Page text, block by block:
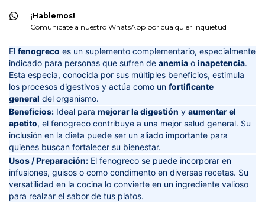
¡Hablemos!
Comunicate a nuestro WhatsApp por cualquier inquietud
El fenogreco es un suplemento complementario, especialmente
indicado para personas que sufren de anemia o inapetencia.
Esta especia, conocida por sus múltiples beneficios, estimula
los procesos digestivos y actúa como un fortificante
general del organismo.
Beneficios: Ideal para mejorar la digestión y aumentar el
apetito, el fenogreco contribuye a una mejor salud general. Su
inclusión en la dieta puede ser un aliado importante para
quienes buscan fortalecer su bienestar.
Usos / Preparación: El fenogreco se puede incorporar en
infusiones, guisos o como condimento en diversas recetas. Su
versatilidad en la cocina lo convierte en un ingrediente valioso
para realzar el sabor de tus platos.